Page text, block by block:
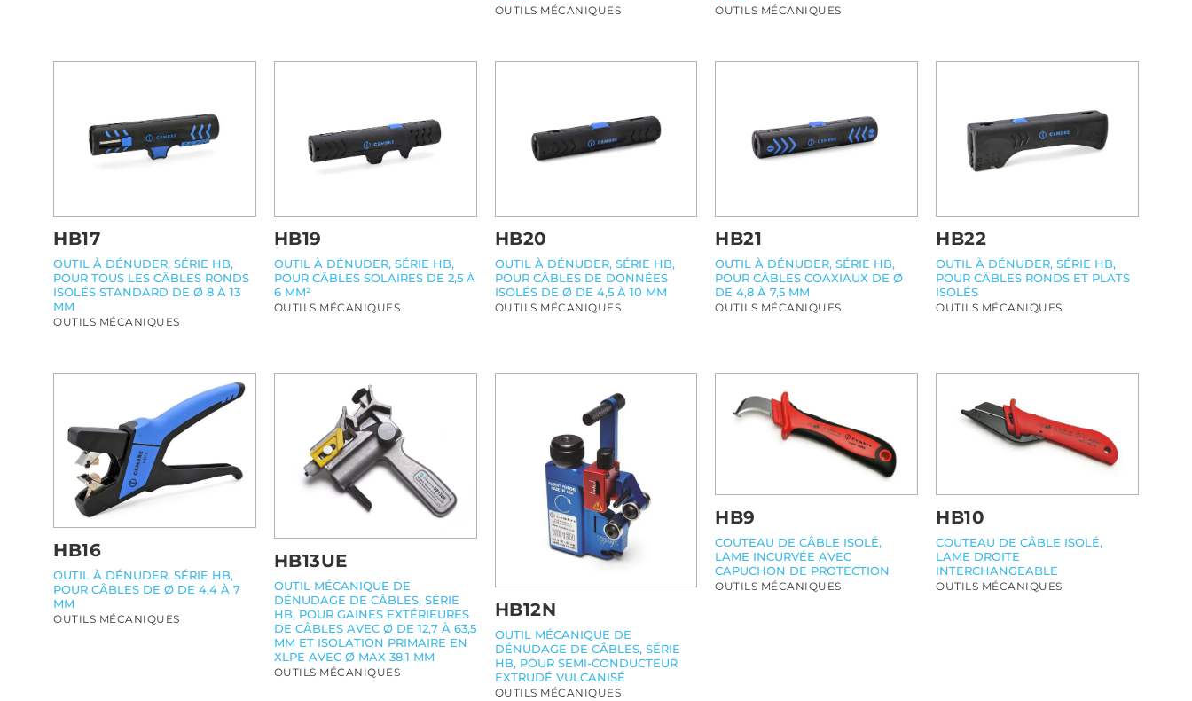
OUTILS MÉCANIQUES OUTILS MÉCANIQUES
HB17
OUTIL À DÉNUDER, SÉRIE HB,
POUR TOUS LES CÂBLES RONDS
ISOLÉS STANDARD DE Ø 8 À 13
MM
OUTILS MÉCANIQUES
HB19
OUTIL À DÉNUDER, SÉRIE HB,
POUR CÂBLES SOLAIRES DE 2,5 À
6 MM²
OUTILS MÉCANIQUES
HB20
OUTIL À DÉNUDER, SÉRIE HB,
POUR CÂBLES DE DONNÉES
ISOLÉS DE Ø DE 4,5 À 10 MM
OUTILS MÉCANIQUES
HB21
OUTIL À DÉNUDER, SÉRIE HB,
POUR CÂBLES COAXIAUX DE Ø
DE 4,8 À 7,5 MM
OUTILS MÉCANIQUES
HB22
OUTIL À DÉNUDER, SÉRIE HB,
POUR CÂBLES RONDS ET PLATS
ISOLÉS
OUTILS MÉCANIQUES
HB16
OUTIL À DÉNUDER, SÉRIE HB,
POUR CÂBLES DE Ø DE 4,4 À 7
MM
OUTILS MÉCANIQUES
HB13UE
OUTIL MÉCANIQUE DE
DÉNUDAGE DE CÂBLES, SÉRIE
HB, POUR GAINES EXTÉRIEURES
DE CÂBLES AVEC Ø DE 12,7 À 63,5
MM ET ISOLATION PRIMAIRE EN
XLPE AVEC Ø MAX 38,1 MM
OUTILS MÉCANIQUES
HB12N
OUTIL MÉCANIQUE DE
DÉNUDAGE DE CÂBLES, SÉRIE
HB, POUR SEMI-CONDUCTEUR
EXTRUDÉ VULCANISÉ
OUTILS MÉCANIQUES
HB9
COUTEAU DE CÂBLE ISOLÉ,
LAME INCURVÉE AVEC
CAPUCHON DE PROTECTION
OUTILS MÉCANIQUES
HB10
COUTEAU DE CÂBLE ISOLÉ,
LAME DROITE
INTERCHANGEABLE
OUTILS MÉCANIQUES